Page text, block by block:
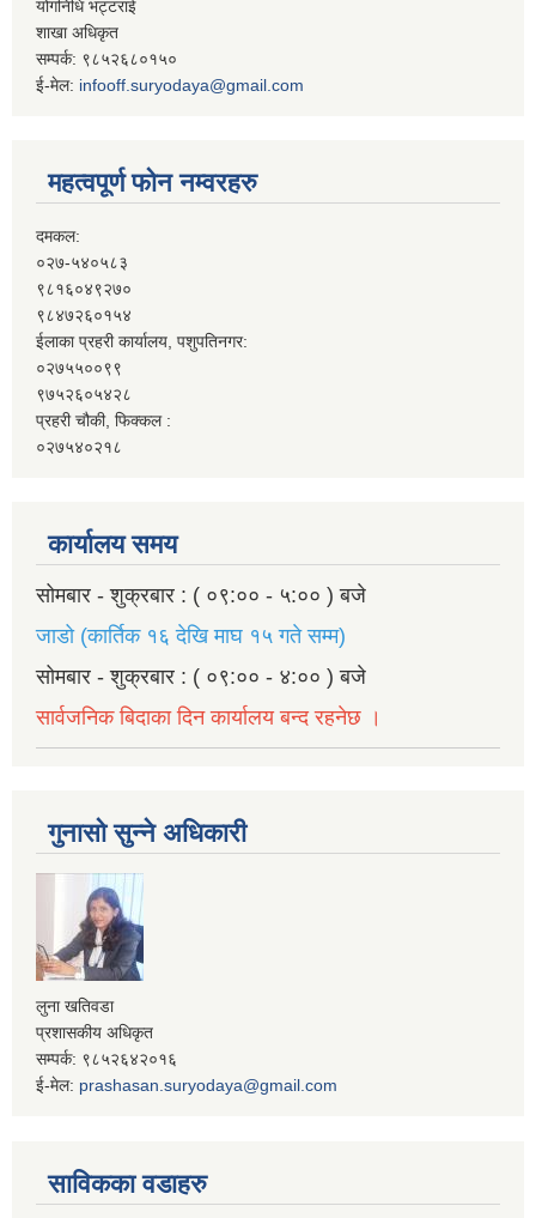
योगनिधि भट्टराई
शाखा अधिकृत
सम्पर्क: ९८५२६८०१५०
ई-मेल: infooff.suryodaya@gmail.com
महत्वपूर्ण फोन नम्वरहरु
दमकल:
०२७-५४०५८३
९८१६०४९२७०
९८४७२६०१५४
ईलाका प्रहरी कार्यालय, पशुपतिनगर:
०२७५५००९९
९७५२६०५४२८
प्रहरी चौकी, फिक्कल :
०२७५४०२१८
कार्यालय समय
सोमबार - शुक्रबार : ( ०९:०० - ५:०० ) बजे
जाडो (कार्तिक १६ देखि माघ १५ गते सम्म)
सोमबार - शुक्रबार : ( ०९:०० - ४:०० ) बजे
सार्वजनिक बिदाका दिन कार्यालय बन्द रहनेछ ।
गुनासो सुन्ने अधिकारी
लुना खतिवडा
प्रशासकीय अधिकृत
सम्पर्क: ९८५२६४२०१६
ई-मेल: prashasan.suryodaya@gmail.com
साविकका वडाहरु